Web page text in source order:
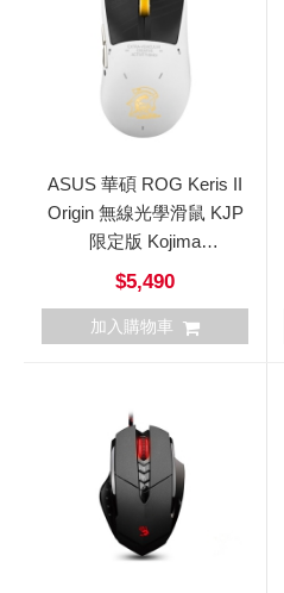
ASUS 華碩 ROG Keris II
Origin 無線光學滑鼠 KJP
限定版 Kojima
Productions 聯名
$5,490
加入購物車